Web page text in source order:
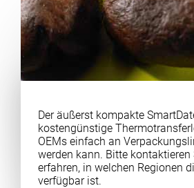
Der äußerst kompakte
kostengünstige
OEMs einfach an
werden kann. Bitte kontaktieren
erfahren, in welchen Regionen
verfügbar ist.